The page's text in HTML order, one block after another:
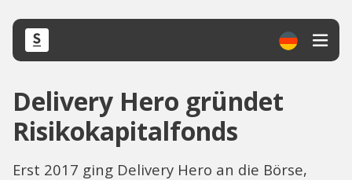
Delivery Hero gründet
Risikokapitalfonds
Erst 2017 ging Delivery Hero an die Börse,